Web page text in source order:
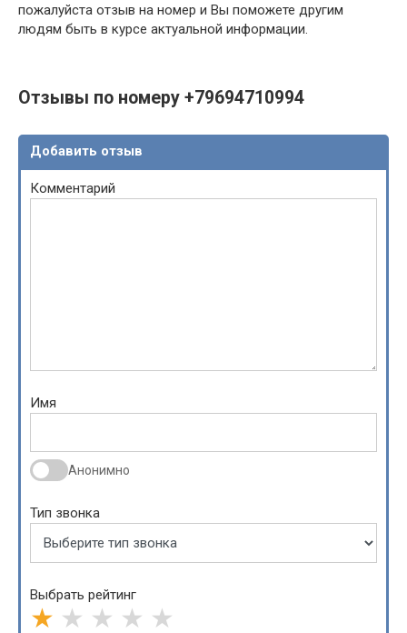
пожалуйста отзыв на номер и Вы поможете другим
людям быть в курсе актуальной информации.
Отзывы по номеру +79694710994
Добавить отзыв
Комментарий
Имя
Анонимно
Тип звонка
Выбрать рейтинг
★ ★ ★ ★ ★